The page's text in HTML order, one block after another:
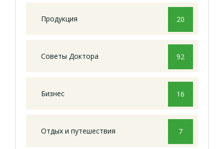
Продукция 20
Советы Доктора 92
Бизнес 16
Отдых и путешествия 7